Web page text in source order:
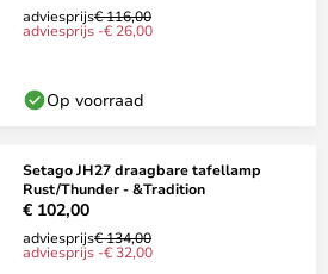
adviesprijs€ 116,00
adviesprijs -€ 26,00
Op voorraad
Setago JH27 draagbare tafellamp
Rust/Thunder - &Tradition
€ 102,00
adviesprijs€ 134,00
adviesprijs -€ 32,00